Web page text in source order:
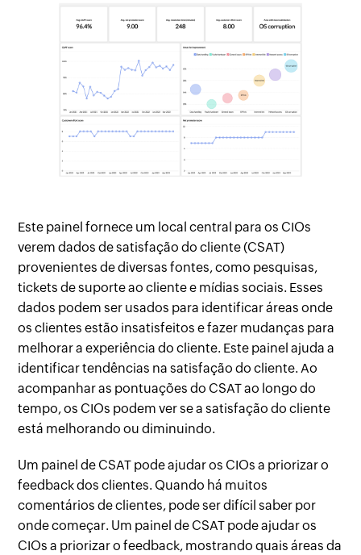
Este painel fornece um local central para os CIOs
verem dados de satisfação do cliente (CSAT)
provenientes de diversas fontes, como pesquisas,
tickets de suporte ao cliente e mídias sociais. Esses
dados podem ser usados ​​para identificar áreas onde
os clientes estão insatisfeitos e fazer mudanças para
melhorar a experiência do cliente. Este painel ajuda a
identificar tendências na satisfação do cliente. Ao
acompanhar as pontuações do CSAT ao longo do
tempo, os CIOs podem ver se a satisfação do cliente
está melhorando ou diminuindo.
Um painel de CSAT pode ajudar os CIOs a priorizar o
feedback dos clientes. Quando há muitos
comentários de clientes, pode ser difícil saber por
onde começar. Um painel de CSAT pode ajudar os
CIOs a priorizar o feedback, mostrando quais áreas da